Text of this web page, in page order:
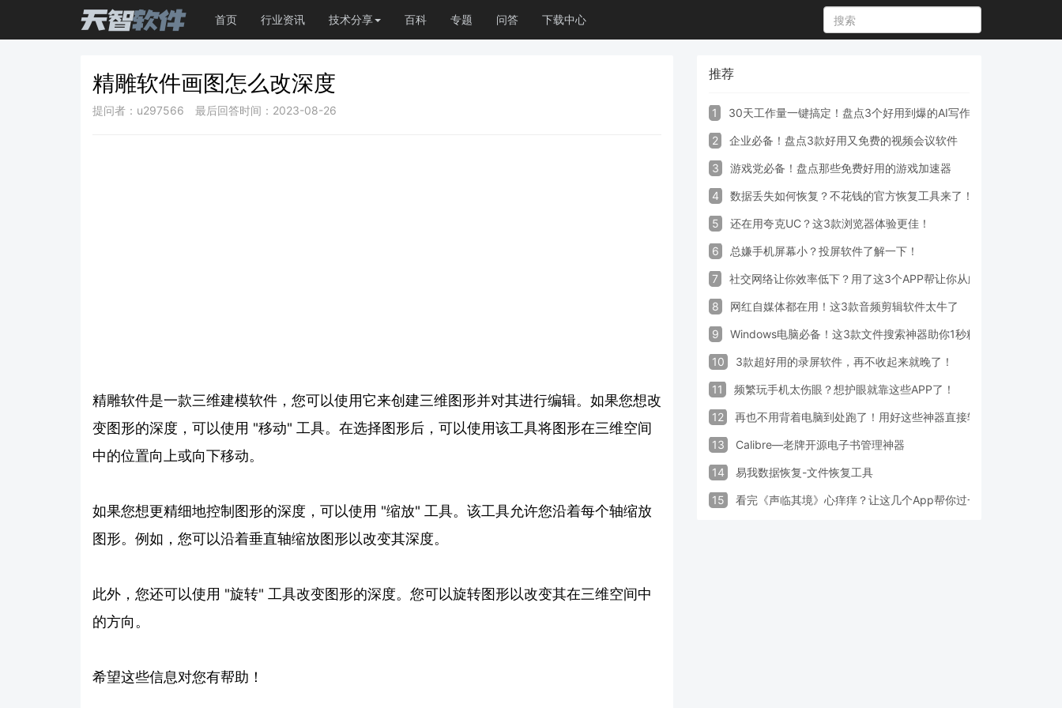
首页 行业资讯 技术分享 百科 专题 问答 下载中心
精雕软件画图怎么改深度
提问者：u297566 最后回答时间：2023-08-26
精雕软件是一款三维建模软件，您可以使用它来创建三维图形并对其进行编辑。如果您想改
变图形的深度，可以使用 "移动" 工具。在选择图形后，可以使用该工具将图形在三维空间
中的位置向上或向下移动。
如果您想更精细地控制图形的深度，可以使用 "缩放" 工具。该工具允许您沿着每个轴缩放
图形。例如，您可以沿着垂直轴缩放图形以改变其深度。
此外，您还可以使用 "旋转" 工具改变图形的深度。您可以旋转图形以改变其在三维空间中
的方向。
希望这些信息对您有帮助！
推荐
1 30天工作量一键搞定！盘点3个好用到爆的AI写作生成器工具
2 企业必备！盘点3款好用又免费的视频会议软件
3 游戏党必备！盘点那些免费好用的游戏加速器
4 数据丢失如何恢复？不花钱的官方恢复工具来了！
5 还在用夸克UC？这3款浏览器体验更佳！
6 总嫌手机屏幕小？投屏软件了解一下！
7 社交网络让你效率低下？用了这3个APP帮让你从此戒掉手机！
8 网红自媒体都在用！这3款音频剪辑软件太牛了
9 Windows电脑必备！这3款文件搜索神器助你1秒精准定位文件
10 3款超好用的录屏软件，再不收起来就晚了！
11 频繁玩手机太伤眼？想护眼就靠这些APP了！
12 再也不用背着电脑到处跑了！用好这些神器直接轻松办公
13 Calibre—老牌开源电子书管理神器
14 易我数据恢复-文件恢复工具
15 看完《声临其境》心痒痒？让这几个App帮你过一把配音瘾